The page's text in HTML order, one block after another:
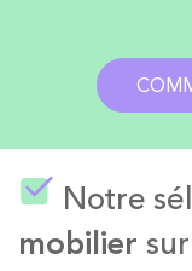
Notre
mobilier